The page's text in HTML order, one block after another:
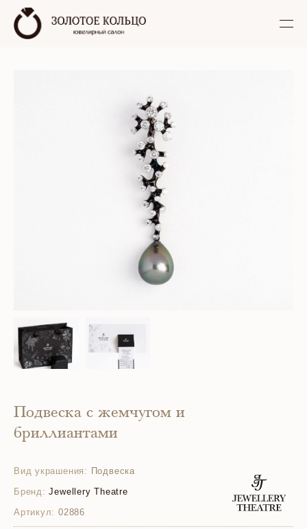
Подвеска с жемчугом и
бриллиантами
Вид украшения: Подвеска
Бренд: Jewellery Theatre
Артикул: 02886